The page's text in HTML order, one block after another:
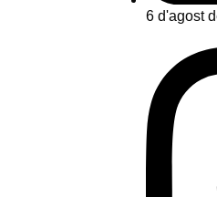
6 d'agost